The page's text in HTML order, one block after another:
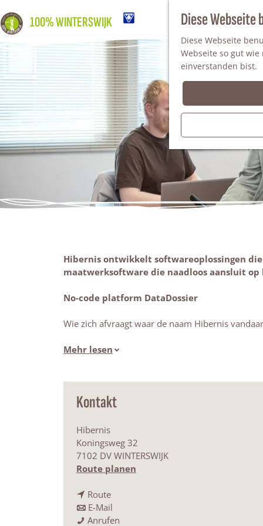
Diese Webseite
Diese Webseite
Webseite so gut
einverstanden bist.
100% WINTERSWIJK
Hibernis ontwikkelt softwareoplossingen
maatwerksoftware die naadloos aansluit
No-code platform DataDossier
Wie zich afvraagt waar de naam Hibernis
Mehr lesen
Kontakt
Hibernis
Koningsweg 32
7102 DV WINTERSWIJK
Route planen
Routeb
i
s
E-Mail
i
Anrufen